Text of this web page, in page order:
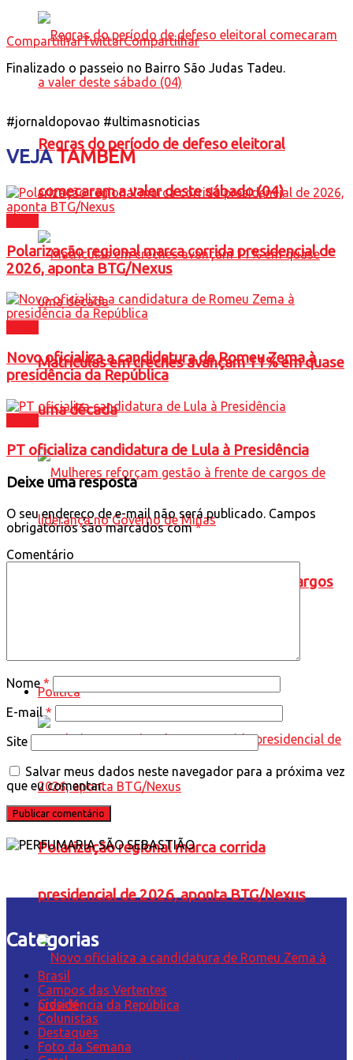
Regras do período de defeso eleitoral
comecaram a valer deste sábado (04)
Matrículas em creches avançam 11% em quase
uma década
Mulheres reforçam gestão à frente de cargos
Política
Polarização regional marca corrida
presidencial de 2026, aponta BTG/Nexus
CompartilharTwittarCompartilhar
Finalizado o passeio no Bairro São Judas Tadeu.
#jornaldopovao #ultimasnoticias
VEJATAMBÉM
Polarização regional marca corrida presidencial de
2026, aponta BTG/Nexus
Novo oficializa a candidatura de Romeu Zema à
presidência da República
PT oficializa candidatura de Lula à Presidência
Deixe uma resposta
O seu endereço de e-mail não será publicado. Campos
obrigatórios são marcados com*
Comentário
Nome *
E-mail*
Site
Salvar meus dados neste navegador para a próxima vez
que eu comentar.
Categorias
Brasil
Campos das Vertentes
Cidade
Colunistas
Destaques
Foto da Semana